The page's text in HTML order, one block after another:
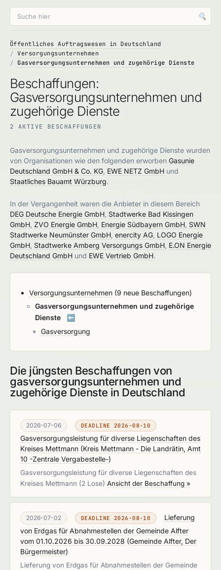
🔍
Öffentliches Auftragswesen in Deutschland
Versorgungsunternehmen
Gasversorgungsunternehmen und zugehörige Dienste
Beschaffungen:
Gasversorgungsunternehmen und
zugehörige Dienste
2 AKTIVE BESCHAFFUNGEN
Gasversorgungsunternehmen und zugehörige Dienste wurden
von Organisationen wie den folgenden erworben Gasunie
Deutschland GmbH & Co. KG EWE NETZ GmbH und
Staatliches Bauamt Würzburg.
In der Vergangenheit waren die Anbieter in diesem Bereich
DEG Deutsche Energie GmbH Stadtwerke Bad Kissingen
GmbH ZVO Energie GmbH Energie Südbayern GmbH SWN
Stadtwerke Neumünster GmbH enercity AG LOGO Energie
GmbH Stadtwerke Amberg Versorgungs GmbH E.ON Energie
Deutschland GmbH und EWE Vertrieb GmbH.
Versorgungsunternehmen (9 neue Beschaffungen)
Gasversorgungsunternehmen und zugehörige
Dienste
⬅️
Gasversorgung
Die jüngsten Beschaffungen von
gasversorgungsunternehmen und
zugehörige Dienste in Deutschland
2026-07-06 DEADLINE 2026-08-10
Gasversorgungsleistung für diverse Liegenschaften des
Kreises Mettmann (Kreis Mettmann - Die Landrätin, Amt
10 -Zentrale Vergabestelle-)
Gasversorgungsleistung für diverse Liegenschaften des
Kreises Mettmann (2 Lose) Ansicht der Beschaffung »
2026-07-02 DEADLINE 2026-08-10
Lieferung
von Erdgas für Abnahmestellen der Gemeinde Alfter
vom 01.10.2026 bis 30.09.2028 (Gemeinde Alfter, Der
Bürgermeister)
Lieferung von Erdgas für Abnahmestellen der Gemeinde